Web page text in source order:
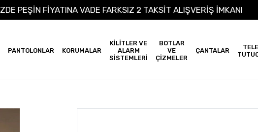
PEŞİN FİYATINA VADE FARKSIZ 2 TAKSİT ALIŞVERİŞ İMKANI
PANTOLONLAR KORUMALAR
KİLİTLER VE
ALARM
SİSTEMLERİ
BOTLAR
VE
ÇİZMELER
ÇANTALAR